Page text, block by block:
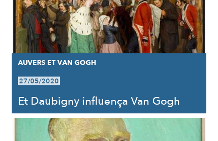
AUVERS ET VAN GOGH
27/05/2020
Et Daubigny influença Van Gogh